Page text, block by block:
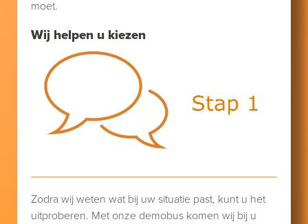
Wij helpen u kiezen
moet.
Zodra wij weten wat bij uw situatie past, kunt u het
uitproberen. Met onze demobus komen wij bij u